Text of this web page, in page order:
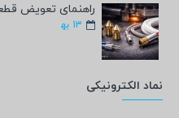
راهنمای تعویض
13 به‍
نماد الکترونیکی